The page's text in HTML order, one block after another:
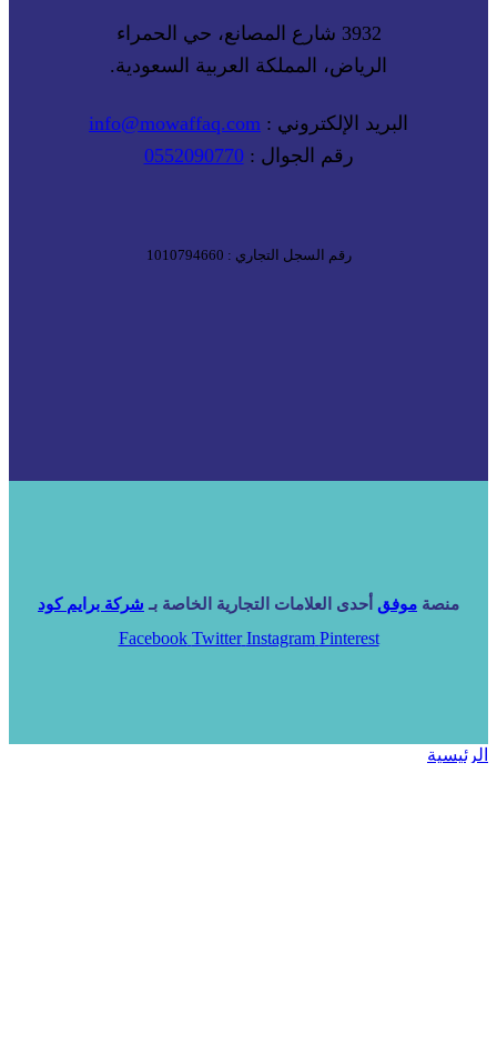
3932 شارع المصانع، حي الحمراء
الرياض، المملكة العربية السعودية.
البريد الإلكتروني : info@mowaffaq.com
رقم الجوال :0552090770
رقم السجل التجاري : 1010794660
منصة موفق أحدى العلامات التجارية الخاصة بـ شركة برايم كود
Facebook Twitter Instagram Pinterest
الرئيسية